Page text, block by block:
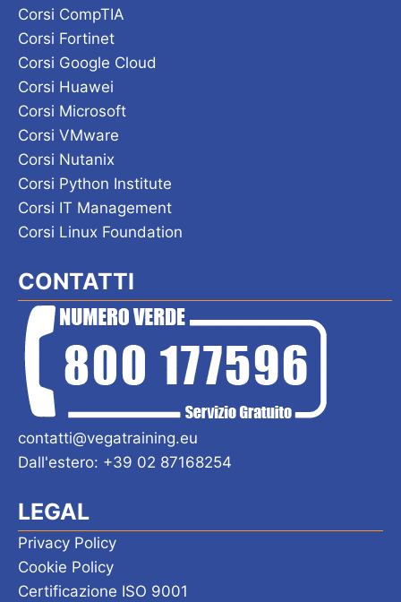
Corsi CompTIA
Corsi Fortinet
Corsi Google Cloud
Corsi Huawei
Corsi Microsoft
Corsi VMware
Corsi Nutanix
Corsi Python Institute
Corsi IT Management
Corsi Linux Foundation
CONTATTI
contatti@vegatraining.eu
Dall'estero: +39 02 87168254
LEGAL
Privacy Policy
Cookie Policy
Certificazione ISO 9001